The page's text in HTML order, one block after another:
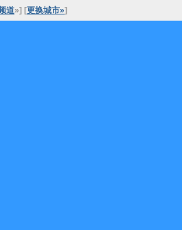
道»] [更换城市»]